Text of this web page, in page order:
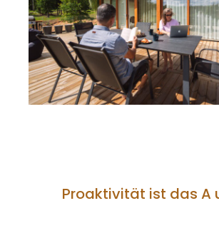
Proaktivität ist das A